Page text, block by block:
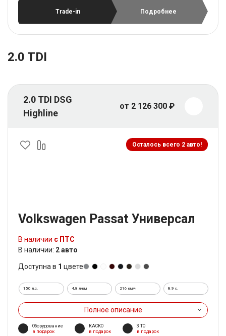
Trade-in Подробнее
2.0 TDI
2.0 TDI DSG
Highline
от 2 126 300 ₽
Осталось всего 2 авто!
Volkswagen Passat Универсал
В наличии с ПТС
В наличии: 2 авто
Доступна в 1 цвете
150 л.с. 4,8 л/км 216 км/ч 8.9 c.
Полное описание
Оборудование
в подарок
КАСКО
в подарок
3 ТО
в подарок